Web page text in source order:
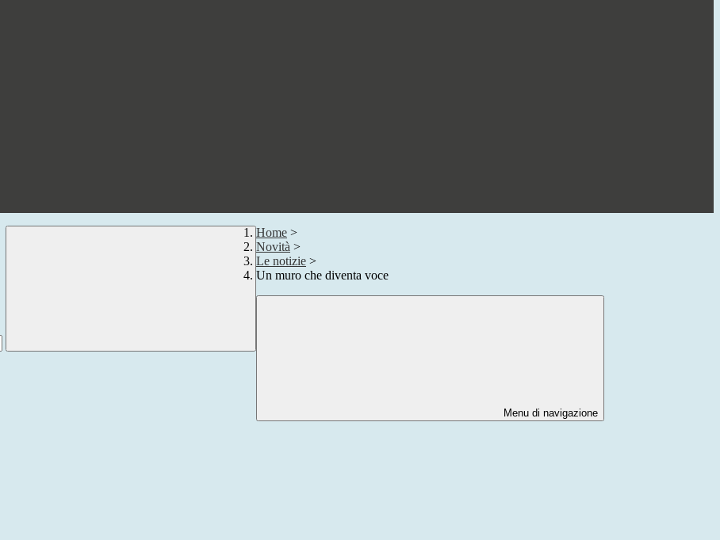
Home >
Novità >
Le notizie >
Un muro che diventa voce
Menu di navigazione